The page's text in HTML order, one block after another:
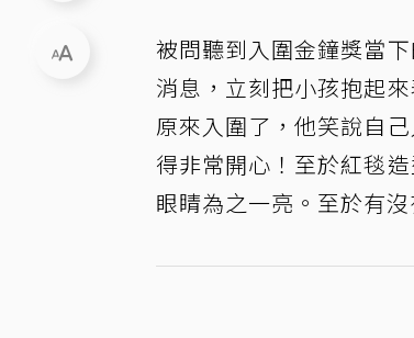
被問聽到入圍金鐘獎當
消息，立刻把小孩抱起
原來入圍了，他笑說自
得非常開心！至於紅毯
眼睛為之一亮。至於有